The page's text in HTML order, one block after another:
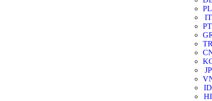
PL
IT
PT
JP
ID
HI